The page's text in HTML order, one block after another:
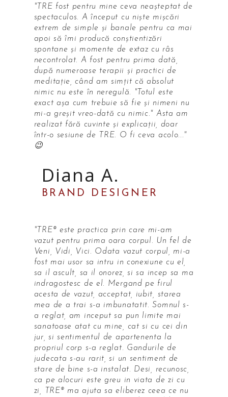
"TRE fost pentru mine ceva neașteptat de
spectaculos. A început cu niște mișcări
extrem de simple și banale pentru ca mai
apoi să îmi producă conștientizări
spontane și momente de extaz cu râs
necontrolat. A fost pentru prima dată,
după numeroase terapii și practici de
meditație, când am simțit că absolut
nimic nu este în neregulă. "Totul este
exact așa cum trebuie să fie și nimeni nu
mi-a greșit vreo-dată cu nimic." Asta am
realizat fără cuvinte și explicații, doar
într-o sesiune de TRE. O fi ceva acolo..."
😉
Diana A.
BRAND DESIGNER
"TRE® este practica prin care mi-am
vazut pentru prima oara corpul. Un fel de
Veni, Vidi, Vici. Odata vazut corpul, mi-a
fost mai usor sa intru in conexiune cu el,
sa il ascult, sa il onorez, si sa incep sa ma
indragostesc de el. Mergand pe firul
acesta de vazut, acceptat, iubit, starea
mea de a trai s-a imbunatatit. Somnul s-
a reglat, am inceput sa pun limite mai
sanatoase atat cu mine, cat si cu cei din
jur, si sentimentul de apartenenta la
propriul corp s-a reglat. Gandurile de
judecata s-au rarit, si un sentiment de
stare de bine s-a instalat. Desi, recunosc,
ca pe alocuri este greu in viata de zi cu
zi, TRE® ma ajuta sa eliberez ceea ce nu